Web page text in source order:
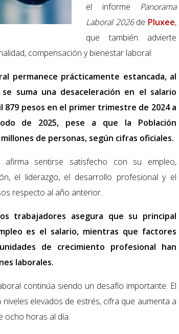
el informe Panorama
Laboral 2026de Pluxee,
que también advierte
compensación y bienestar laboral.
permanece prácticamente estancada, al
suma una desaceleración en el salario
pesos en el primer trimestre de 2024 a
de 2025, pese a que la Población
de personas, según cifras oficiales.
sentirse satisfecho con su empleo,
el liderazgo, el desarrollo profesional y el
respecto al año anterior.
trabajadores asegura que su principal
es el salario, mientras que factores
de crecimiento profesional han
laborales.
continúa siendo un desafío importante. El
elevados de estrés, cifra que aumenta a
ocho horas al día.